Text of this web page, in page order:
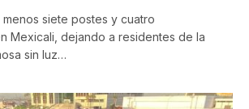
menos siete postes y cuatro
Mexicali, dejando a residentes de la
sin luz…